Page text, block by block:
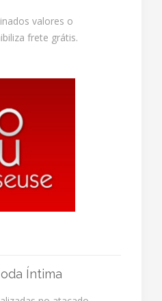
valores o
frete grátis.
Íntima